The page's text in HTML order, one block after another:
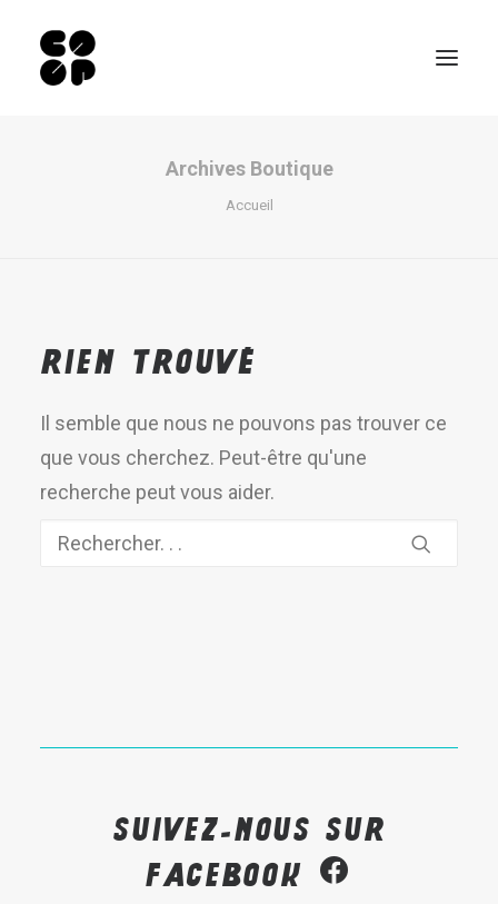
Qui sommes-nous ?
Infos pratiques
EN
NL
Recherche
Archives Boutique
Accueil
Rien Trouvé
Il semble que nous ne pouvons pas trouver ce
que vous cherchez. Peut-être qu'une
recherche peut vous aider.
Suivez-nous sur
Facebook